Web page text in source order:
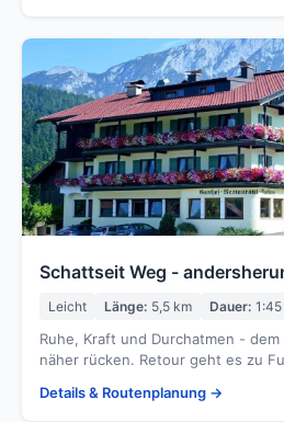
Schattseit Weg -
Leicht Länge: 5,5 km Dauer:
Ruhe, Kraft und Durchatmen -
näher rücken. Retour geht es zu
Details & Routenplanung →